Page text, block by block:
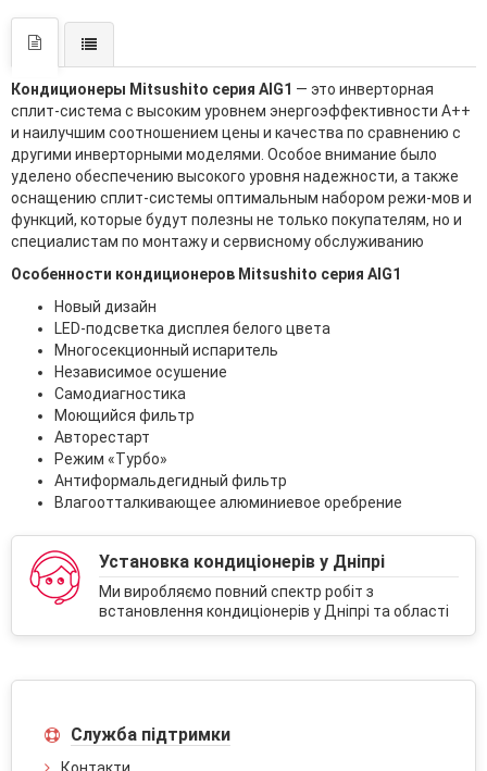
Кондиционеры Mitsushito серия AIG1 — это инверторная
сплит-система с высоким уровнем энергоэффективности А++
и наилучшим соотношением цены и качества по сравнению с
другими инверторными моделями. Особое внимание было
уделено обеспечению высокого уровня надежности, а также
оснащению сплит-системы оптимальным набором режи-мов и
функций, которые будут полезны не только покупателям, но и
специалистам по монтажу и сервисному обслуживанию
Особенности кондиционеров Mitsushito серия AIG1
Новый дизайн
LED-подсветка дисплея белого цвета
Многосекционный испаритель
Независимое осушение
Самодиагностика
Моющийся фильтр
Авторестарт
Режим «Турбо»
Антиформальдегидный фильтр
Влагоотталкивающее алюминиевое оребрение
Установка кондиціонерів у Дніпрі
Ми виробляємо повний спектр робіт з
встановлення кондиціонерів у Дніпрі та області
Служба підтримки
Контакти